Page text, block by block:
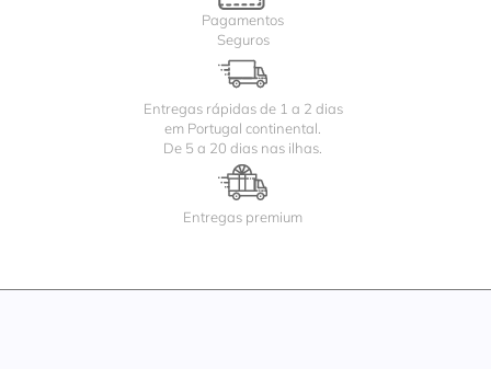
Pagamentos
Seguros
Entregas rápidas de 1 a 2 dias
em Portugal continental.
De 5 a 20 dias nas ilhas.
Entregas premium